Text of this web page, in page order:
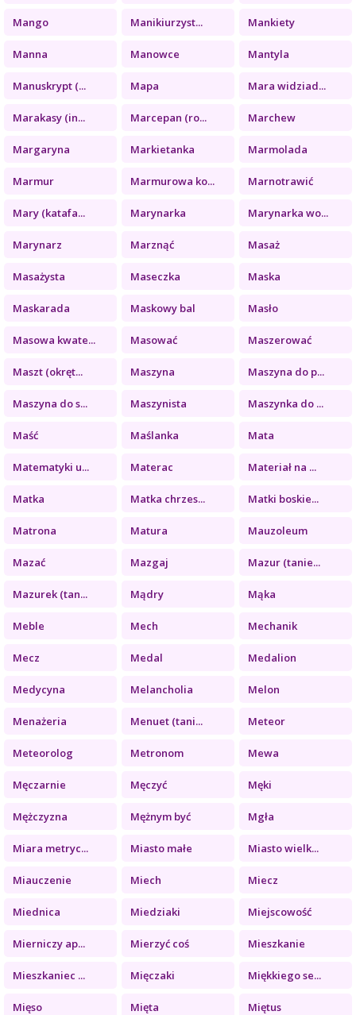
Mango Manikiurzyst... Mankiety
Manna Manowce Mantyla
Manuskrypt (... Mapa Mara widziad...
Marakasy (in... Marcepan (ro... Marchew
Margaryna Markietanka Marmolada
Marmur Marmurowa ko... Marnotrawić
Mary (katafa... Marynarka Marynarka wo...
Marynarz Marznąć Masaż
Masażysta Maseczka Maska
Maskarada Maskowy bal Masło
Masowa kwate... Masować Maszerować
Maszt (okręt... Maszyna Maszyna do p...
Maszyna do s... Maszynista Maszynka do ...
Maść Maślanka Mata
Matematyki u... Materac Materiał na ...
Matka Matka chrzes... Matki boskie...
Matrona Matura Mauzoleum
Mazać Mazgaj Mazur (tanie...
Mazurek (tan... Mądry Mąka
Meble Mech Mechanik
Mecz Medal Medalion
Medycyna Melancholia Melon
Menażeria Menuet (tani... Meteor
Meteorolog Metronom Mewa
Męczarnie Męczyć Męki
Mężczyzna Mężnym być Mgła
Miara metryc... Miasto małe Miasto wielk...
Miauczenie Miech Miecz
Miednica Miedziaki Miejscowość
Mierniczy ap... Mierzyć coś Mieszkanie
Mieszkaniec ... Mięczaki Miękkiego se...
Mięso Mięta Miętus